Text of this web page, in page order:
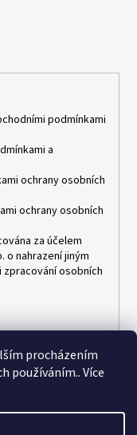
procházením
používáním.. Více
podmínkami
a
ochrany osobních
ochrany osobních
za účelem
nahrazení jiným
osobních